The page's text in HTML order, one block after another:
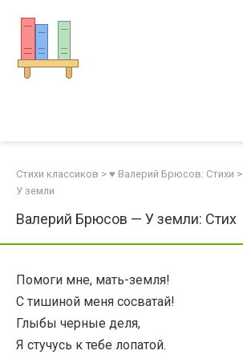
контенту
Стихи классиков > ♥ Валерий Брюсов: Стихи >
У земли
Валерий Брюсов — У земли: Стих
Помоги мне, мать-земля!
С тишиной меня сосватай!
Глыбы черные деля,
Я стучусь к тебе лопатой.